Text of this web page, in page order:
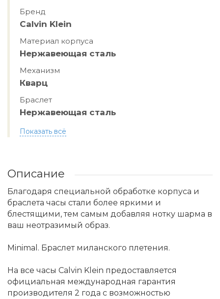
Бренд
Calvin Klein
Материал корпуса
Hержавеющая сталь
Механизм
Кварц
Браслет
Hержавеющая сталь
Показать всё
Описание
Благодаря специальной обработке корпуса и
браслета часы стали более яркими и
блестящими, тем самым добавляя нотку шарма в
ваш неотразимый образ.
Minimal. Браслет миланского плетения.
На все часы Calvin Klein предоставляется
официальная международная гарантия
производителя 2 года с возможностью